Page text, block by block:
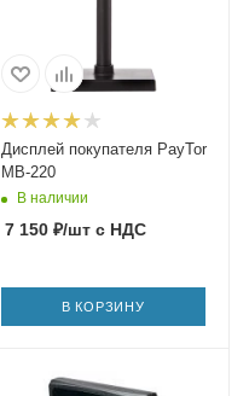
Дисплей покупателя PayTor
MB-220
В наличии
7 150₽/штс НДС
В КОРЗИНУ